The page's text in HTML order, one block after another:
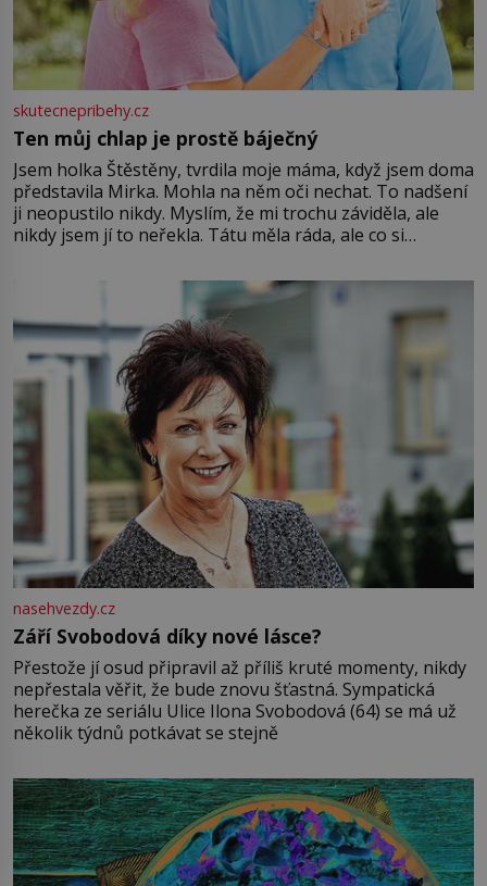
skutecnepribehy.cz
Ten můj chlap je prostě báječný
Jsem holka Štěstěny, tvrdila moje máma, když jsem doma
představila Mirka. Mohla na něm oči nechat. To nadšení
ji neopustilo nikdy. Myslím, že mi trochu záviděla, ale
nikdy jsem jí to neřekla. Tátu měla ráda, ale co si
Jsme spolu moc rádi Tehdy byla jiná doba, když
nasehvezdy.cz
Září Svobodová díky nové lásce?
Přestože jí osud připravil až příliš kruté momenty, nikdy
nepřestala věřit, že bude znovu šťastná. Sympatická
herečka ze seriálu Ulice Ilona Svobodová (64) se má už
několik týdnů potkávat se stejně